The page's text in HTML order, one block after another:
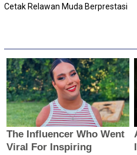
Cetak Relawan Muda Berprestasi